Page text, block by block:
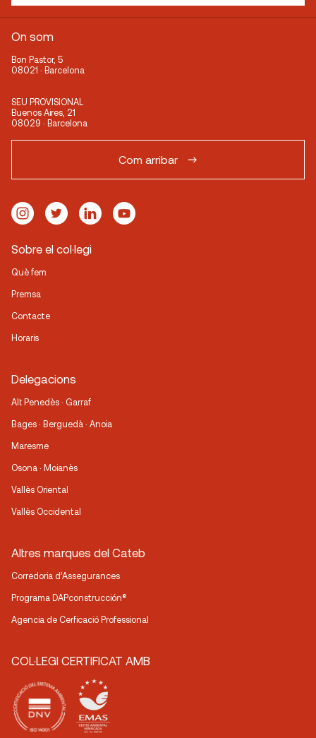
On som
Bon Pastor, 5
08021 · Barcelona
SEU PROVISIONAL
Buenos Aires, 21
08029 · Barcelona
Com arribar
Sobre el col·legi
Què fem
Premsa
Contacte
Horaris
Delegacions
Alt Penedès · Garraf
Bages · Berguedà · Anoia
Maresme
Osona · Moianès
Vallès Oriental
Vallès Occidental
Altres marques del Cateb
Corredoria d’Assegurances
Programa DAPconstrucción®
Agencia de Cerficació Professional
COL·LEGI CERTIFICAT AMB